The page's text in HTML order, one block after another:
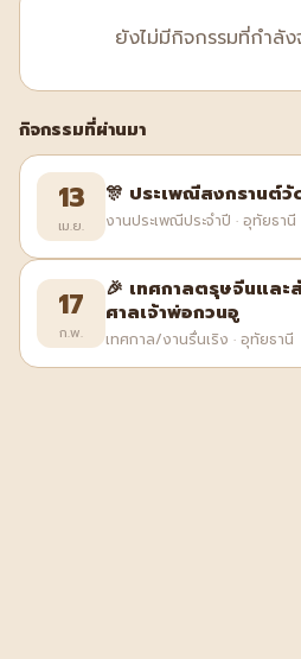
ยังไม่มีกิจกรรมที่กำลัง
กิจกรรมที่ผ่านมา
13
เม.ย.
🎊 ประเพณีสงกรานต์
งานประเพณีประจำปี · อุทัยธานี
17
ก.พ.
🎉 เทศกาลตรุษจีนแล
ศาลเจ้าพ่อกวนอู
เทศกาล/งานรื่นเริง · อุทัยธานี